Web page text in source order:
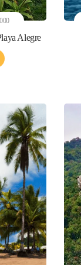
Alegre